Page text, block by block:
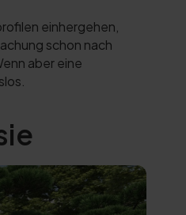
einhergehen,
schon nach
aber eine